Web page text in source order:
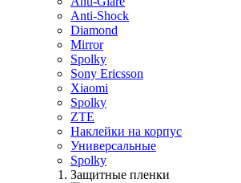
Anti-Shock
Diamond
Mirror
Spolky
Sony Ericsson
Xiaomi
Spolky
ZTE
Наклейки на корпус
Универсальные
Spolky
Защитные пленки